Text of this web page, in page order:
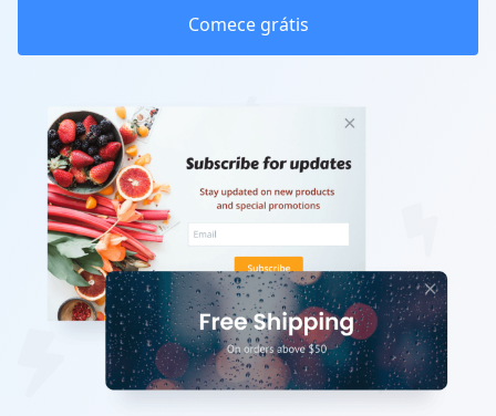
Comece grátis